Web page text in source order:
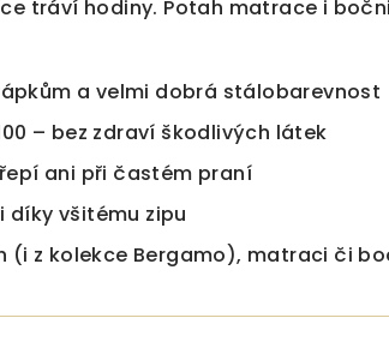
tráví hodiny. Potah matrace i
a velmi dobrá stálobarevnost
– bez zdraví škodlivých látek
ani při častém praní
díky všitému zipu
(i z kolekce Bergamo), matraci či